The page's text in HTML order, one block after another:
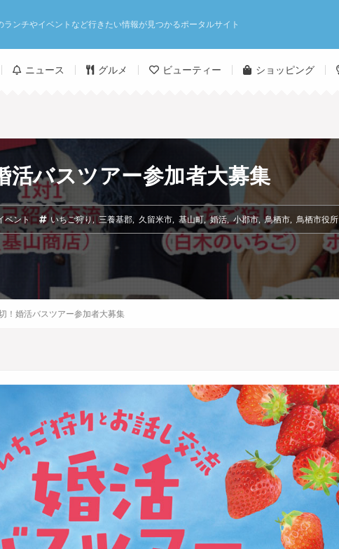
ランチやイベントなど行きたい情報が見つかるポータルサイト
ニュース グルメ ビューティー ショッピング
活バスツアー参加者大募集
ベント いちご狩り , 三養基郡 久留米市 基山町,婚活 小郡市,鳥栖市 鳥栖市役所
！婚活バスツアー参加者大募集